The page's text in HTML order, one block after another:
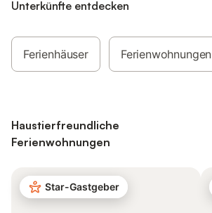
Unterkünfte entdecken
Ferienhäuser Ferienwohnungen
Haustierfreundliche
Ferienwohnungen
Star-Gastgeber